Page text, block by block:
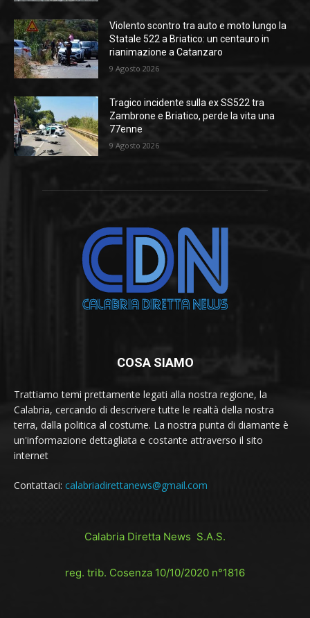
Violento scontro tra auto e moto lungo la
Statale 522 a Briatico: un centauro in
rianimazione a Catanzaro
9 Agosto 2026
Tragico incidente sulla ex SS522 tra
Zambrone e Briatico, perde la vita una
77enne
9 Agosto 2026
COSA SIAMO
Trattiamo temi prettamente legati alla nostra regione, la
Calabria, cercando di descrivere tutte le realtà della nostra
terra, dalla politica al costume. La nostra punta di diamante è
un'informazione dettagliata e costante attraverso il sito
internet
Contattaci: calabriadirettanews@gmail.com
Calabria Diretta News S.A.S.
reg. trib. Cosenza 10/10/2020 n°1816